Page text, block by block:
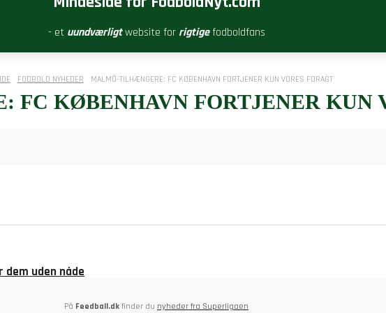
- et uundværligtwebsite for rigtigefodboldfans
FODBOLD NYHEDER MALMÖ-TILHÆNGERE: FC KØBENHAVN FORTJENER KUN VORES FORAGT
KØBENHAVN FORTJENER KUN
dem uden nåde
På Feedball.dk finder du nyheder fra Superligaen